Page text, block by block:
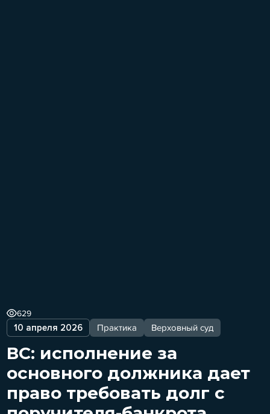
10 апреля 2026 Практика Верховный суд
629
ВС: исполнение за
основного должника дает
право требовать долг с